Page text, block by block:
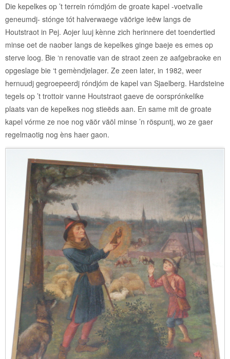
Die kepelkes op ’t terrein rómdjóm de groate kapel -voetvalle
geneumdj- stónge tót halverwaege väörige ieëw langs de
Houtstraot in Pej. Aojer luuj kènne zich herinnere det toendertied
minse oet de naober langs de kepelkes ginge baeje es emes op
sterve loog. Bie ‘n renovatie van de straot zeen ze aafgebraoke en
opgeslage bie ‘t gemèndjelager. Ze zeen later, in 1982, weer
hernuudj gegroepeerdj róndjóm de kapel van Sjaelberg. Hardsteine
tegels op ’t trottoir vanne Houtstraot gaeve de oorsprónkelike
plaats van de kepelkes nog stieëds aan. En same mit de groate
kapel vórme ze noe nog väör väöl minse ’n röspuntj, wo ze gaer
regelmaotig nog èns haer gaon.